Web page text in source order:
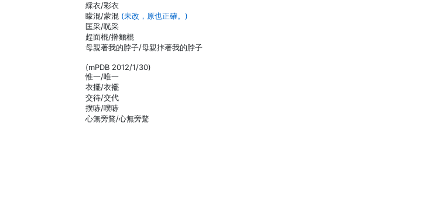
綵衣/彩衣
矇混/蒙混 (未改，原也正確。)
匡采/咣采
趕面棍/擀麵棍
母親著我的脖子/母親拤著我的脖子
(mPDB 2012/1/30)
惟一/唯一
衣擺/衣襬
交待/交代
撲哧/噗哧
心無旁鶩/心無旁騖